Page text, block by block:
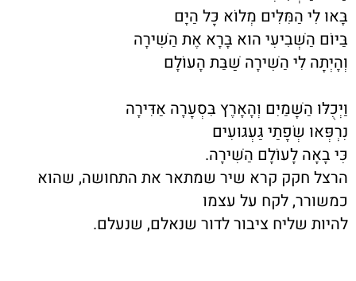
בָּאוּ לִי הַמִּלִּים מְלוֹא כָּל הַיָּם
בַּיּוֹם הַשְּׁבִיעִי הוּא בָּרָא אֶת הַשִּׁירָה
וְהָיְתָה לִי הַשִּׁירָה שַׁבַּת הָעוֹלָם
וַיְּכֻלּוּ הַשָּׁמַיִם וְהָאָרֶץ בִּסְעָרָה אַדִּירָה
נִרְפְּאוּ שְׂפָתַי גַּעְגּוּעִים
כִּי בָאָה לָעוֹלָם הַשִּׁירָה.
הרצל חקק קרא שיר שמתאר את התחושה, שהוא
כמשורר, לקח על עצמו
להיות שליח ציבור לדור שנאלם, שנעלם.